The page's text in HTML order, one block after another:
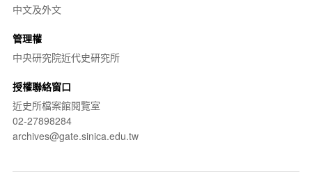
中文及外文
管理權
中央研究院近代史研究所
授權聯絡窗口
近史所檔案館閱覽室
02-27898284
archives@gate.sinica.edu.tw